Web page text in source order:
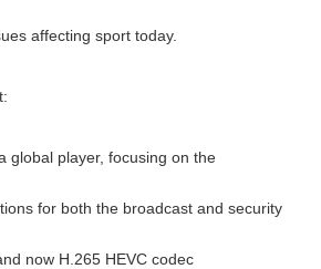
affecting sport today.
player, focusing on the
for both the broadcast and security
now H.265 HEVC codec